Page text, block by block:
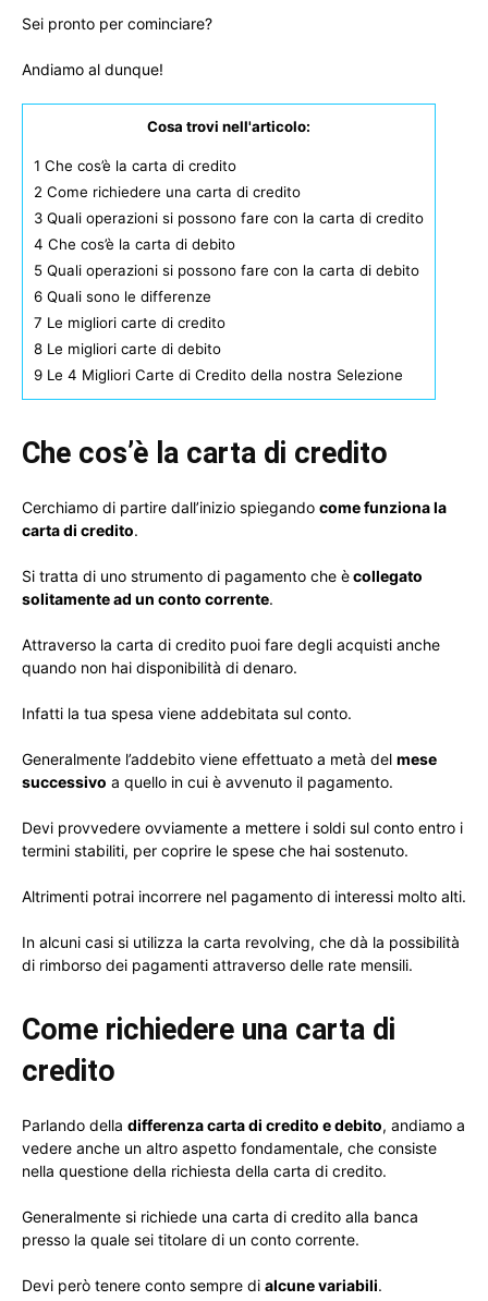
Sei pronto per cominciare?
Andiamo al dunque!
Cosa trovi nell'articolo:
1 Che cos’è la carta di credito
2 Come richiedere una carta di credito
3 Quali operazioni si possono fare con la carta di credito
4 Che cos’è la carta di debito
5 Quali operazioni si possono fare con la carta di debito
6 Quali sono le differenze
7 Le migliori carte di credito
8 Le migliori carte di debito
9 Le 4 Migliori Carte di Credito della nostra Selezione
Che cos’è la carta di credito
Cerchiamo di partire dall’inizio spiegando come funziona la
carta di credito.
Si tratta di uno strumento di pagamento che ècollegato
solitamente ad un conto corrente.
Attraverso la carta di credito puoi fare degli acquisti anche
quando non hai disponibilità di denaro.
Infatti la tua spesa viene addebitata sul conto.
Generalmente l’addebito viene effettuato a metà del mese
successivo a quello in cui è avvenuto il pagamento.
Devi provvedere ovviamente a mettere i soldi sul conto entro i
termini stabiliti, per coprire le spese che hai sostenuto.
Altrimenti potrai incorrere nel pagamento di interessi molto alti.
In alcuni casi si utilizza la carta revolving, che dà la possibilità
di rimborso dei pagamenti attraverso delle rate mensili.
Come richiedere una carta di
credito
Parlando della differenza carta di credito e debito, andiamo a
vedere anche un altro aspetto fondamentale, che consiste
nella questione della richiesta della carta di credito.
Generalmente si richiede una carta di credito alla banca
presso la quale sei titolare di un conto corrente.
Devi però tenere conto sempre di alcune variabili.